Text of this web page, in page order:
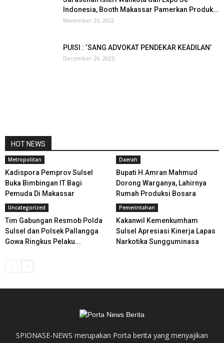
Indonesia, Booth Makassar Pamerkan Produk...
November 26, 2022
PUISI : ‘SANG ADVOKAT PENDEKAR KEADILAN’
December 29, 2025
HOT NEWS
Metropolitan
Kadispora Pemprov Sulsel
Buka Bimbingan IT Bagi
Pemuda Di Makassar
Daerah
Bupati H.Amran Mahmud
Dorong Warganya, Lahirnya
Rumah Produksi Bosara
Uncategorized
Tim Gabungan Resmob Polda
Sulsel dan Polsek Pallangga
Gowa Ringkus Pelaku...
Pemerintahan
Kakanwil Kemenkumham
Sulsel Apresiasi Kinerja Lapas
Narkotika Sungguminasa
SPIONASE-NEWS merupakan Porta berita yang menyajikan